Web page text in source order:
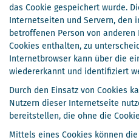
das Cookie gespeichert wurde.
Internetseiten und Servern, den
betroffenen Person von
Cookies enthalten, zu
Internetbrowser kann über die
wiedererkannt und identifiziert
Durch den Einsatz von Cookies
Nutzern dieser Internetseite
bereitstellen, die ohne die
Mittels eines Cookies können